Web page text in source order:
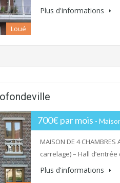
Loué
Plus d'informations
700€ par mois -
MAISON DE 4
carrelage) – Hall
Plus d'informations